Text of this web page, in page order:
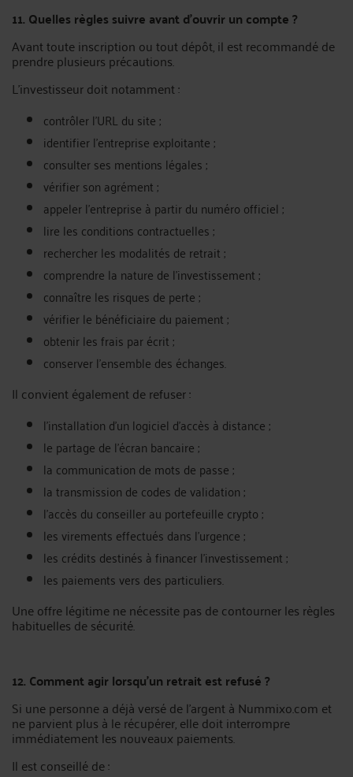
11. Quelles règles suivre avant d’ouvrir un compte ?
Avant toute inscription ou tout dépôt, il est recommandé de
prendre plusieurs précautions.
L’investisseur doit notamment :
contrôler l’URL du site ;
identifier l’entreprise exploitante ;
consulter ses mentions légales ;
vérifier son agrément ;
appeler l’entreprise à partir du numéro officiel ;
lire les conditions contractuelles ;
rechercher les modalités de retrait ;
comprendre la nature de l’investissement ;
connaître les risques de perte ;
vérifier le bénéficiaire du paiement ;
obtenir les frais par écrit ;
conserver l’ensemble des échanges.
Il convient également de refuser :
l’installation d’un logiciel d’accès à distance ;
le partage de l’écran bancaire ;
la communication de mots de passe ;
la transmission de codes de validation ;
l’accès du conseiller au portefeuille crypto ;
les virements effectués dans l’urgence ;
les crédits destinés à financer l’investissement ;
les paiements vers des particuliers.
Une offre légitime ne nécessite pas de contourner les règles
habituelles de sécurité.
12. Comment agir lorsqu’un retrait est refusé ?
Si une personne a déjà versé de l’argent à Nummixo.com et
ne parvient plus à le récupérer, elle doit interrompre
immédiatement les nouveaux paiements.
Il est conseillé de :